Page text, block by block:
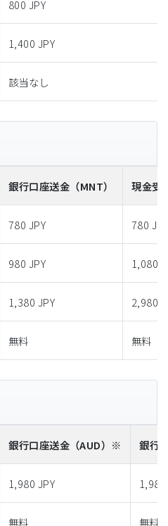
800 JPY
1,400 JPY
該当なし
銀行口座送金 （MNT） 現金受
780 JPY 780
980 JPY 1,080
1,380 JPY 2,980
無料 無料
銀行口座送金 （AUD）※ 銀行
1,980 JPY 1,980
無料 無料